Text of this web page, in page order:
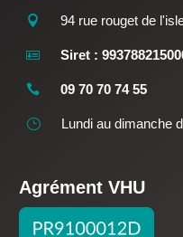
 94 rue rouget de
 Siret :
 09 70 70 74 55
} Lundi au dimanche
Agrément VHU